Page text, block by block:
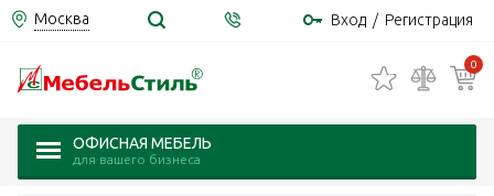
Москва Вход / Регистрация
0
ОФИСНАЯ МЕБЕЛЬ
для вашего бизнеса